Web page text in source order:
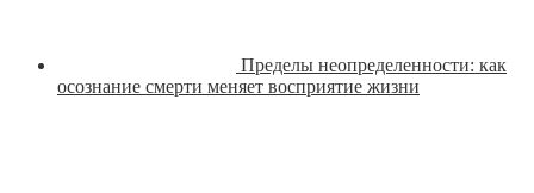
Пределы неопределенности: как
осознание смерти меняет восприятие жизни